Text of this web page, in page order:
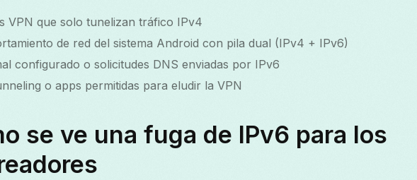
VPN que solo tunelizan tráfico IPv4
de red del sistema Android con pila dual (IPv4 + IPv6)
configurado o solicitudes DNS enviadas por IPv6
o apps permitidas para eludir la VPN
se ve una fuga de IPv6 para los